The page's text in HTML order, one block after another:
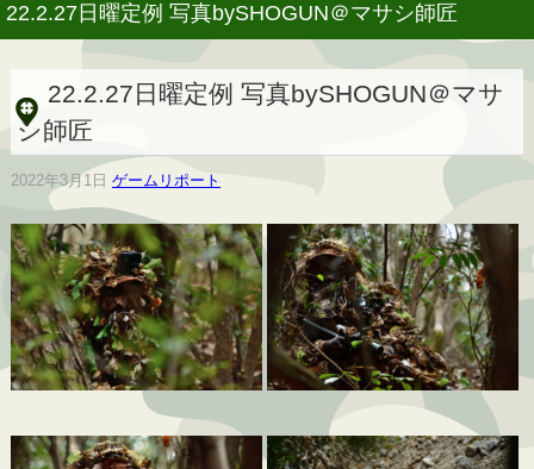
22.2.27日曜定例 写真bySHOGUN＠マサシ師匠
22.2.27日曜定例 写真bySHOGUN＠マサ
シ師匠
2022年3月1日 ゲームリポート